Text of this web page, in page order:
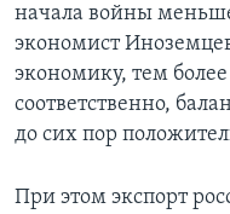
начала войны
экономист
экономику, тем
соответственно,
до сих пор
При этом экспорт